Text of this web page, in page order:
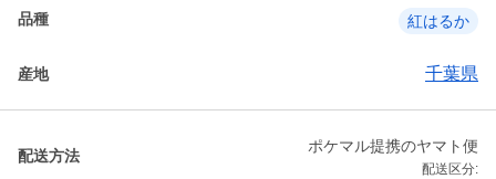
品種 紅はるか
産地 千葉県
配送方法
ポケマル提携のヤマト便
配送区分: